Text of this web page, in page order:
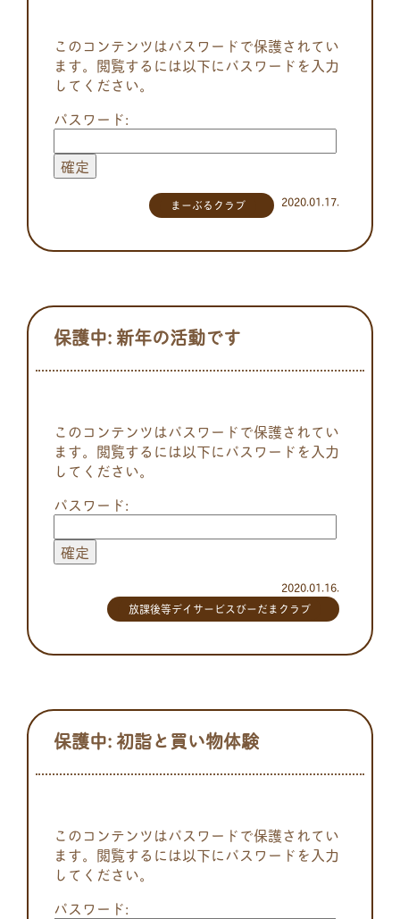
このコンテンツはパスワードで保護されてい
ます。閲覧するには以下にパスワードを入力
してください。
パスワード:
2020.01.17.
まーぶるクラブ
保護中: 新年の活動です
このコンテンツはパスワードで保護されてい
ます。閲覧するには以下にパスワードを入力
してください。
パスワード:
2020.01.16.
放課後等デイサービスびーだまクラブ
保護中: 初詣と買い物体験
このコンテンツはパスワードで保護されてい
ます。閲覧するには以下にパスワードを入力
してください。
パスワード: